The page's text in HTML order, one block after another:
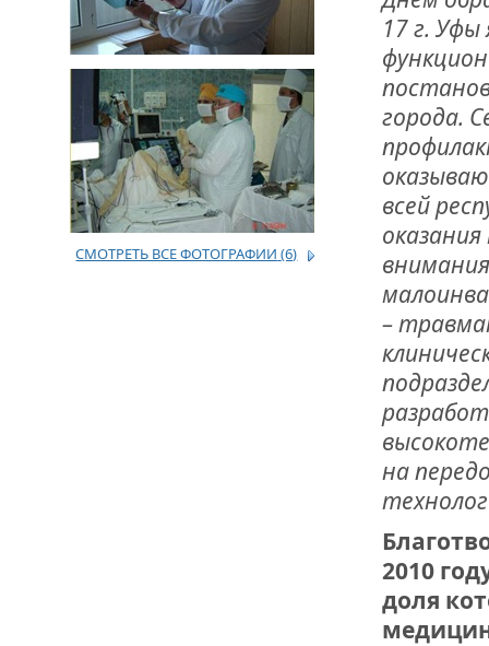
ДРУЖБА НЕ
ВСТРЕЧА
В ДОМЕ
ВНОВЬ О
ДВА
ДО
ЮСУПОВА
ЛЮБОЙ
ИНТЕРВЬЮ
«ВЕТЕРАН
МЕМОРИАЛ
ОТМЕТИЛА
РОССИИ
СМОТРЕТЬ ВСЕ ФОТОГРАФИИ (6)
17 г. Уфы
города.
всей
–
на
2010
доля